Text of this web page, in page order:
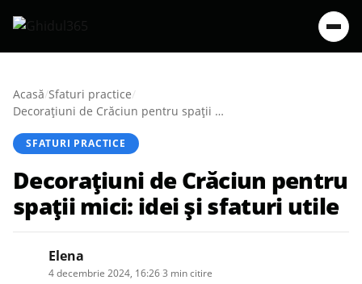
Acasă/Sfaturi practice/
Decorațiuni de Crăciun pentru spații mici: idei și sfaturi utile
SFATURI PRACTICE
Decorațiuni de Crăciun pentru
spații mici: idei și sfaturi utile
Elena
4 decembrie 2024, 16:263 min citire